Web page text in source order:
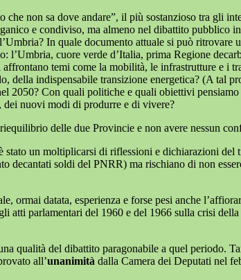
non sa dove andare”, il più sostanzioso tra gli
e condiviso, ma almeno nel dibattito
In quale documento attuale si può ritrovare
l’Umbria, cuore verde d’Italia, prima Regione
temi come la mobilità, le infrastrutture e i
indispensabile transizione energetica? (A tal
2050? Con quali politiche e quali obiettivi
dei nuovi modi di produrre e di vivere?
delle due Provincie e non avere nessun
un moltiplicarsi di riflessioni e dichiarazioni
decantati soldi del PNRR) ma rischiano di non
ormai datata, esperienza e forse pesi anche
atti parlamentari del 1960 e del 1966 sulla crisi
qualità del dibattito paragonabile a quel periodo.
all’unanimità dalla Camera dei Deputati nel